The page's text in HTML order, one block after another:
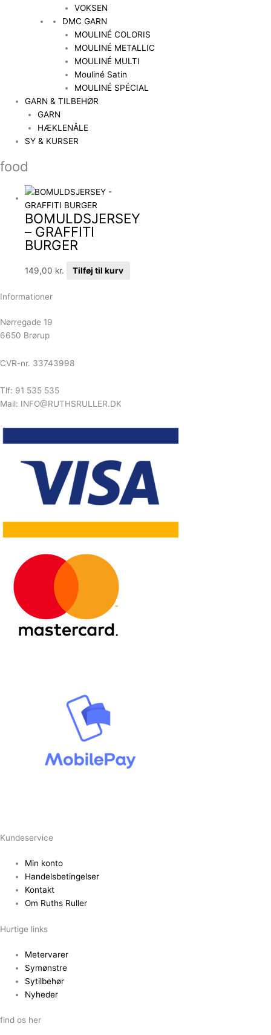
VOKSEN
DMC GARN
MOULINÉ COLORIS
MOULINÉ METALLIC
MOULINÉ MULTI
Mouliné Satin
MOULINÉ SPÉCIAL
GARN & TILBEHØR
GARN
HÆKLENÅLE
SY & KURSER
food
BOMULDSJERSEY
– GRAFFITI
BURGER
149,00 kr. Tilføj til kurv
Informationer
Nørregade 19
6650 Brørup
CVR-nr. 33743998
Tlf: 91 535 535
Mail: INFO@RUTHSRULLER.DK
Kundeservice
Min konto
Handelsbetingelser
Kontakt
Om Ruths Ruller
Hurtige links
Metervarer
Symønstre
Sytilbehør
Nyheder
find os her